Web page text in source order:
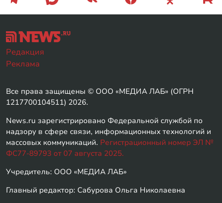
Редакция
Реклама
Все права защищены © ООО «МЕДИА ЛАБ» (ОГРН
1217700104511) 2026.
News.ru зарегистрировано Федеральной службой по
надзору в сфере связи, информационных технологий и
массовых коммуникаций. Регистрационный номер ЭЛ №
ФС77-89793 от 07 августа 2025.
Учредитель: ООО «МЕДИА ЛАБ»
Главный редактор: Сабурова Ольга Николаевна